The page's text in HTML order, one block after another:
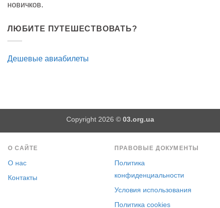
новичков.
ЛЮБИТЕ ПУТЕШЕСТВОВАТЬ?
Дешевые авиабилеты
Copyright 2026 © 03.org.ua
О САЙТЕ
О нас
Контакты
ПРАВОВЫЕ ДОКУМЕНТЫ
Политика
конфиденциальности
Условия использования
Политика cookies